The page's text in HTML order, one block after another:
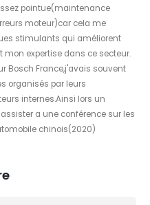
pointue(maintenance
moteur)car cela me
stimulants qui améliorent
expertise dans ce secteur.
Bosch France,j'avais souvent
organisés par leurs
internes.Ainsi lors un
a une conférence sur les
chinois(2020)